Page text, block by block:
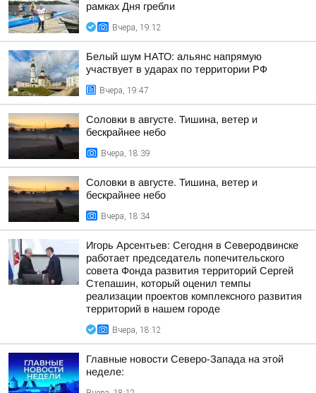
рамках Дня гребли
Вчера, 19:12
Белый шум НАТО: альянс напрямую
участвует в ударах по территории РФ
Вчера, 19:47
Соловки в августе. Тишина, ветер и
бескрайнее небо
Вчера, 18:39
Соловки в августе. Тишина, ветер и
бескрайнее небо
Вчера, 18:34
Игорь Арсентьев: Сегодня в Северодвинске
работает председатель попечительского
совета Фонда развития территорий Сергей
Степашин, который оценил темпы
реализации проектов комплексного развития
территорий в нашем городе
Вчера, 18:12
Главные новости Северо-Запада на этой
неделе: